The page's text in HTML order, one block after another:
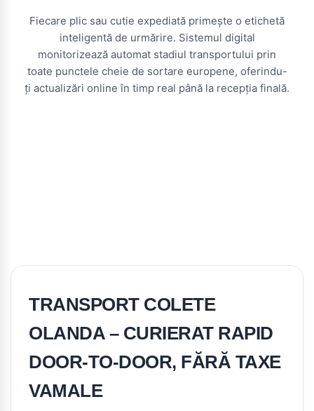
Fiecare plic sau cutie expediată primește o etichetă
inteligentă de urmărire. Sistemul digital
monitorizează automat stadiul transportului prin
toate punctele cheie de sortare europene, oferindu-
ți actualizări online în timp real până la recepția finală.
TRANSPORT COLETE
OLANDA – CURIERAT RAPID
DOOR-TO-DOOR, FĂRĂ TAXE
VAMALE